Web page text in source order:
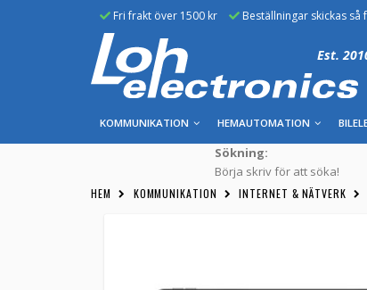
Fri frakt över 1500 kr Beställningar skickas
Est.
KOMMUNIKATION HEMAUTOMATION
Sökning:
Börja skriv för att söka!
HEM KOMMUNIKATION INTERNET & NÄTVERK